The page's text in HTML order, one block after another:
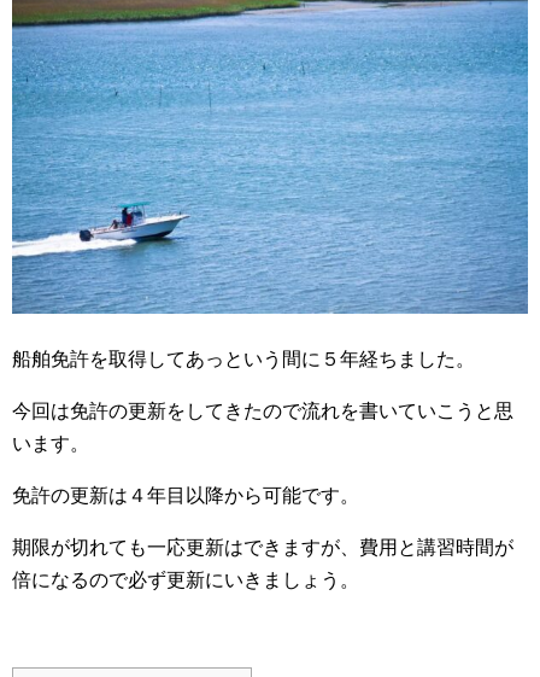
船舶免許を取得してあっという間に５年経ちました。
今回は免許の更新をしてきたので流れを書いていこうと思
います。
免許の更新は４年目以降から可能です。
期限が切れても一応更新はできますが、費用と講習時間が
倍になるので必ず更新にいきましょう。